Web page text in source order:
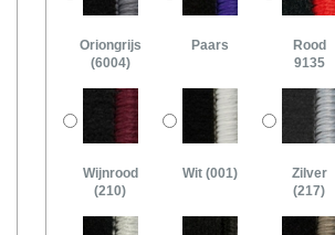
Oriongrijs
(6004)
Paars
Rood
9135
Wijnrood
(210)
Wit (001)
Zilver
(217)